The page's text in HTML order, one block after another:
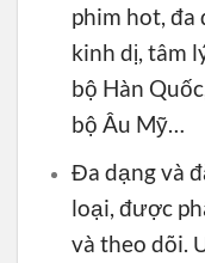
phim hot, đa
kinh dị, tâm
bộ Hàn
bộ Âu Mỹ…
Đa dạng và
loại, được
và theo dõi.